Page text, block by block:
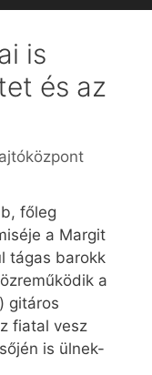
is
és az
főleg
a Margit
tágas barokk
a
gitáros
fiatal vesz
is ülnek-